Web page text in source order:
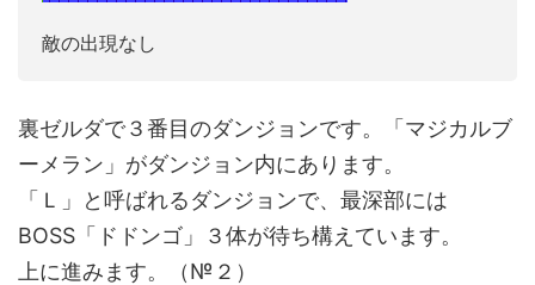
敵の出現なし
裏ゼルダで３番目のダンジョンです。「マジカルブ
ーメラン」がダンジョン内にあります。
「Ｌ」と呼ばれるダンジョンで、最深部には
BOSS「ドドンゴ」３体が待ち構えています。
上に進みます。（№２）